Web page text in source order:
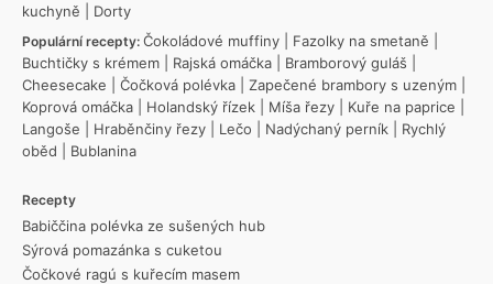
kuchyně
Dorty
Populární recepty: Čokoládové muffiny Fazolky na smetaně
Buchtičky s krémem
Rajská omáčka Bramborový guláš
Cheesecake
Čočková polévka Zapečené brambory s uzeným
Koprová omáčka
Holandský řízek Míša řezy Kuře na paprice
Langoše
Hraběnčiny řezy Lečo Nadýchaný perník
Rychlý
oběd
Bublanina
Recepty
Babiččina polévka ze sušených hub
Sýrová pomazánka s cuketou
Čočkové ragú s kuřecím masem